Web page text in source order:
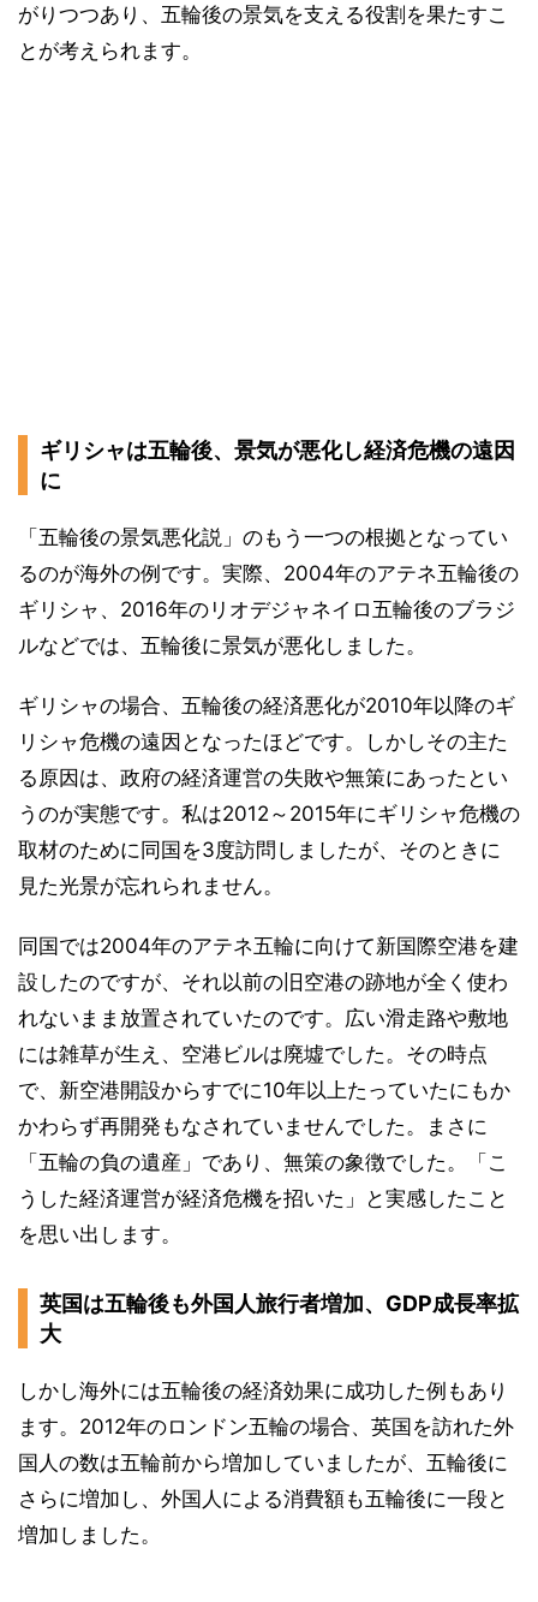
がりつつあり、五輪後の景気を支える役割を果たすこ
とが考えられます。
ギリシャは五輪後、景気が悪化し経済危機の遠因
に
「五輪後の景気悪化説」のもう一つの根拠となってい
るのが海外の例です。実際、2004年のアテネ五輪後の
ギリシャ、2016年のリオデジャネイロ五輪後のブラジ
ルなどでは、五輪後に景気が悪化しました。
ギリシャの場合、五輪後の経済悪化が2010年以降のギ
リシャ危機の遠因となったほどです。しかしその主た
る原因は、政府の経済運営の失敗や無策にあったとい
うのが実態です。私は2012～2015年にギリシャ危機の
取材のために同国を3度訪問しましたが、そのときに
見た光景が忘れられません。
同国では2004年のアテネ五輪に向けて新国際空港を建
設したのですが、それ以前の旧空港の跡地が全く使わ
れないまま放置されていたのです。広い滑走路や敷地
には雑草が生え、空港ビルは廃墟でした。その時点
で、新空港開設からすでに10年以上たっていたにもか
かわらず再開発もなされていませんでした。まさに
「五輪の負の遺産」であり、無策の象徴でした。「こ
うした経済運営が経済危機を招いた」と実感したこと
を思い出します。
英国は五輪後も外国人旅行者増加、GDP成長率拡
大
しかし海外には五輪後の経済効果に成功した例もあり
ます。2012年のロンドン五輪の場合、英国を訪れた外
国人の数は五輪前から増加していましたが、五輪後に
さらに増加し、外国人による消費額も五輪後に一段と
増加しました。